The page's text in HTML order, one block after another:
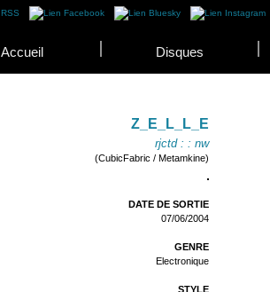
Accueil Disques
Z_E_L_L_E
rjctd : : nw
(CubicFabric / Metamkine)
DATE DE SORTIE
07/06/2004
GENRE
Electronique
STYLE